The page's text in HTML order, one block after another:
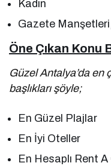
Kadın
Gazete
Öne Çıkan Konu
Güzel Antalya’da en
başlıkları şöyle;
En Güzel Plajlar
En İyi Oteller
En Hesaplı Rent